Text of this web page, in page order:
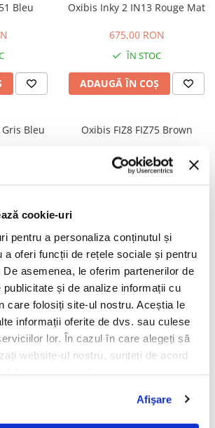
cookie-uri
pentru a personaliza conținutul și
a oferi funcții de rețele sociale și pentru
asemenea, le oferim partenerilor de
publicitate și de analize informații cu
care folosiți site-ul nostru. Aceștia le
informații oferite de dvs. sau culese
lor. În cazul în care alegeți să
website-ul nostru, sunteți de acord
Afişare
Bleu Oxibis Inky 2 IN13 Rouge Mat
675,00 RON
ÎN STOC
ADAUGĂ ÎN COȘ
Bleu Oxibis FIZ8 FIZ75 Brown
675,00 RON
ÎN STOC
Ecaille
JOOLY Flower FLO31 Reine
Gold Geisha
495,00 RON
ÎN STOC
ADAUGĂ ÎN COȘ